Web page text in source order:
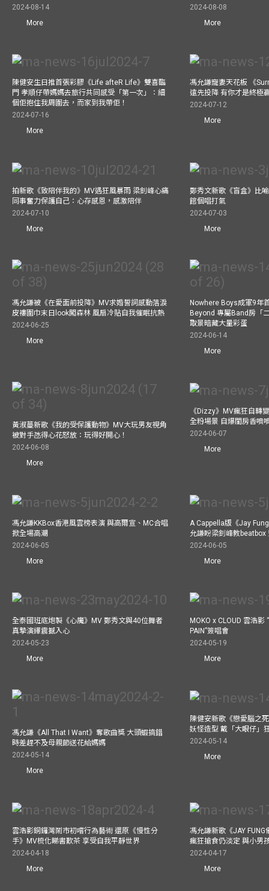
2024-08-14
More
2024-08-08
More
陳健安生日推首張彩膠《Life afteR Life》雙喜臨
門 孝順仔帶媽媽去旅行共同感受「第一次」：細
個佢抱住我周圍去，而家到我帶佢！
2024-07-16
More
馮允謙寵妻天花板 《
遠先投降 有你才是終極
2024-07-12
More
拍新歌《致陪伴我的》MV遇狂風暴雨 梁釗峰心痛
同事奮力保護自己：心存感恩，感激陪伴
2024-07-10
More
鄭秀文新歌《盲盒》比
館個唱打氣
2024-07-03
More
馮允謙被《在愛面前投降》MV求婚誓詞感動落淚
皮褸圍巾末日look闖森林 風扇冷貼自我催眠抗熱
2024-06-25
More
Nowhere Boys成軍9年
Beyond 專屬Band房「
取景暗藏大量彩蛋
2024-06-14
More
黃淑蔓新歌《我的受保護動物》MV大玩男友視角
被對手氹得心花怒放：玩得好開心！
2024-06-08
More
《Dizzy》MV瘋狂自轉
全粉場景 自爆閨房香噴
2024-06-07
More
馮允謙KKBox香港風雲榜表演 與高爾宣、MC合唱
掀全場高潮
2024-06-05
More
A Cappella版《Jay
允謙盼梁釗峰教beatbox
2024-06-05
More
全泰國班底炮製《心魔》MV 鄭秀文與40位舞者
真摯演繹震撼入心
2024-05-23
More
MOKO x CLOUD 雲浩影
PAIN”簽唱會
2024-05-19
More
馮允謙《All That I Want》奪歌曲獎 大頭蝦搞錯
時差趕不及母親節送花給媽媽
2024-05-14
More
陳健安新歌《戀愛腦之
妖怪造型 戴「大眼仔」
2024-05-14
More
雲浩影銅鑼灣鬧市初嚐行為藝術 還原《慢性分
手》MV梳化睇書歎茶 享受自我平靜世界
2024-04-18
More
馮允謙新歌《JAY
瘋狂搶食仍淡定 與小男
2024-04-17
More